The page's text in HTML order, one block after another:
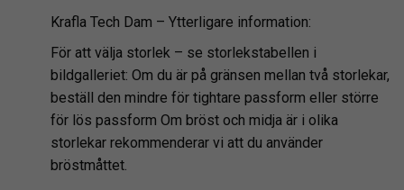
Krafla Tech Dam – Ytterligare information:
För att välja storlek – se storlekstabellen i
bildgalleriet: Om du är på gränsen mellan två storlekar,
beställ den mindre för tightare passform eller större
för lös passform Om bröst och midja är i olika
storlekar rekommenderar vi att du använder
bröstmåttet.